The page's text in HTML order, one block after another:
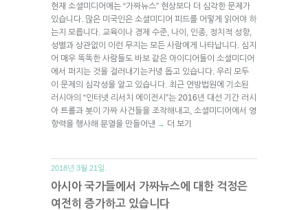
현재 소셜미디어에는 “가짜뉴스” 현상보다 더 심각한 문제가
있습니다. 많은 미국인은 소셜미디어 피드를 어떻게 읽어야 하
는지 모릅니다. 교육이나 경제 수준, 나이, 인종, 정치적 성향,
성별과 상관없이 이런 무지는 모든 사람에게 나타납니다. 심지
어 매우 똑똑한 사람들도 바보 같은 아이디어들이 소셜미디어
에서 퍼지는 것을 걸러내기는커녕 돕고 있습니다. 우리 모두
이 문제의 심각성을 알고 있습니다. 최근 연방법원에 기소된
러시아의 “인터넷 리서치 에이전시”는 2016년 대선 기간 러시
아 트롤과 봇이 가짜 사건들을 조작해내고, 소셜미디어에서 영
향력을 행사해 분열을 만들어낸 → 더 보기
2018년 3월 21일.
아시아 국가들에서 가짜뉴스에 대한 걱정은
여전히 증가하고 있습니다